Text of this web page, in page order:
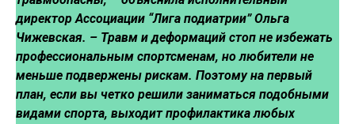
директор Ассоциации “Лига подиатрии” Ольга
Чижевская. – Травм и деформаций стоп не избежать
профессиональным спортсменам, но любители не
меньше подвержены рискам. Поэтому на первый
план, если вы четко решили заниматься подобными
видами спорта, выходит профилактика любых